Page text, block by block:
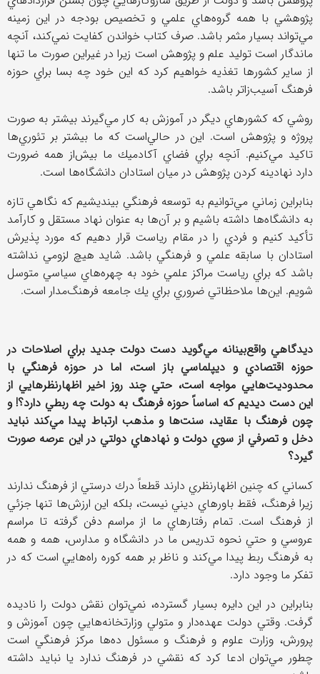
پژوهشي با همه گروه‌هاي علمي و تخصيص بودجه در اين زمينه
مي‌تواند بسيار مثمر باشد. صرف كتاب خواندن كفايت نمي‌كند، آنچه
ماندگار است توليد علم و پژوهش است زيرا در غيراين صورت ما تنها
از ساير كشورها تغذيه خواهيم کرد كه اين خود چه بسا براي حوزه
فرهنگ آسيب‌زاتر باشد.
روشي كه كشورهاي ديگر در آموزش به كار مي‌گيرند بيشتر به صورت
پروژه و پژوهش است. اين در حالي‌است كه ما بيشتر بر تئوري‌ها
تاكيد مي‌كنيم. آنچه براي فضاي آكادميك ما بيش‌از همه ضرورت
دارد نهادينه كردن پژوهش در ميان استادان دانشگاه‌ها است.
بنابراين زماني مي‌توانيم به توسعه فرهنگي بينديشيم كه نگاهي تازه
به دانشگاه‌ها داشته باشيم و بر آن‌ها به عنوان نهاد مستقل و كارآمد
تأكيد كنيم و فردي را در مقام رياست قرار دهيم كه مورد پذيرش
استادان با سابقه علمي و فرهنگي باشد. شايد هيچ لزومي نداشته
باشد كه براي رياست مراكز علمي خود به چهره‌هاي سياسي متوسل
شويم. اين‌ها ملاحظاتي ضروري براي يك جامعه فرهنگ‌مدار است.
ديدگاهي واقع‌بينانه مي‌گويد دست دولت جديد براي اصلاحات در
حوزه اقتصادي و ديپلماسي باز است، اما در حوزه فرهنگي با
محدوديت‌هايي مواجه است، حتي چند روز اخير اظهارنظرهايي از
اين دست ديديم كه اساساً حوزه فرهنگ به دولت چه ربطي دارد؟! و
چون فرهنگ با عقايد، سنت‌ها و مذهب ارتباط پيدا مي‌كند نبايد
دخل و تصرفي از سوي دولت و نهادهاي دولتي در اين عرصه صورت
گيرد؟
كساني كه چنين اظهارنظري دارند قطعاً درك درستي از فرهنگ ندارند
زيرا فرهنگ، فقط باورهاي ديني نيست، بلكه اين ارزش‌ها تنها جزئي
از فرهنگ است. تمام رفتارهاي ما از مراسم دفن گرفته تا مراسم
عروسي و حتي نحوه تدريس ما در دانشگاه و مدارس، همه و همه
به فرهنگ ربط پيدا مي‌كند و ناظر بر همه كوره راه‌هايي است كه در
تفكر ما وجود دارد.
بنابراين در اين دايره بسيار گسترده، نمي‌توان نقش دولت را ناديده
گرفت. وقتي دولت عهده‌دار و متولي وزارتخانه‌هايي چون آموزش و
پرورش، وزارت علوم و فرهنگ و مسئول ده‌ها مركز فرهنگي است
چطور مي‌توان ادعا كرد كه نقشي در فرهنگ ندارد يا نبايد داشته